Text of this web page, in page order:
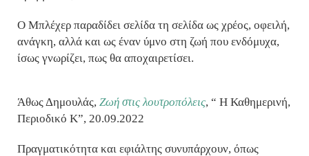
Ο Μπλέχερ παραδίδει σελίδα τη σελίδα ως χρέος, οφειλή,
ανάγκη, αλλά και ως έναν ύμνο στη ζωή που ενδόμυχα,
ίσως γνωρίζει, πως θα αποχαιρετίσει.
Άθως Δημουλάς, Ζωή στις λουτροπόλεις, “ Η Καθημερινή,
Περιοδικό Κ”, 20.09.2022
Πραγματικότητα και εφιάλτης συνυπάρχουν, όπως